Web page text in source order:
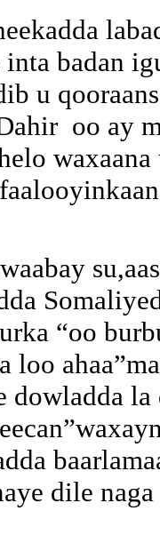
badan
u
oo ay
“oo
loo
dowladda
dile